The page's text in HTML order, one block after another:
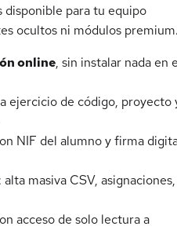
para tu equipo
ocultos ni módulos
online, sin instalar nada en
ejercicio de código, proyecto
NIF del alumno y firma
: alta masiva CSV, asignaciones,
acceso de solo lectura a